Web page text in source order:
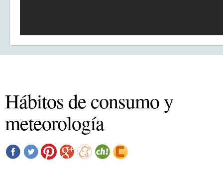
Hábitos de consumo y
meteorología